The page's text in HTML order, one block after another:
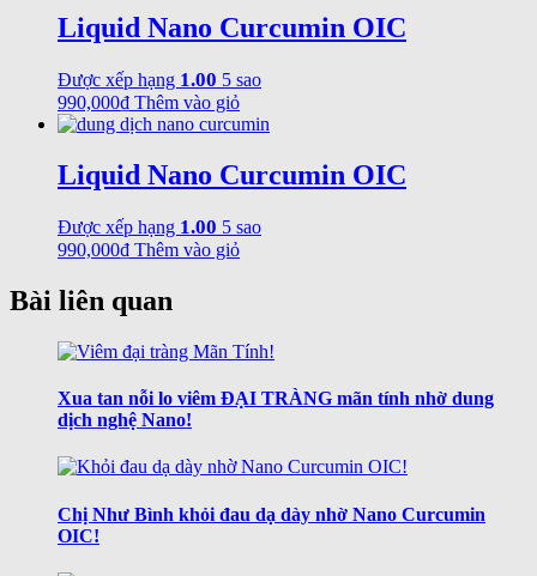
Liquid Nano Curcumin OIC
Được xếp hạng 1.00 5 sao
990,000₫ Thêm vào giỏ
Liquid Nano Curcumin OIC
Được xếp hạng 1.00 5 sao
990,000₫ Thêm vào giỏ
Bài liên quan
Xua tan nỗi lo viêm ĐẠI TRÀNG mãn tính nhờ dung
dịch nghệ Nano!
Chị Như Bình khỏi đau dạ dày nhờ Nano Curcumin
OIC!